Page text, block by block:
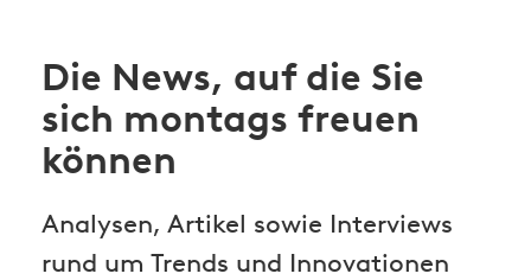
Die News, auf die Sie
sich montags freuen
können
Analysen, Artikel sowie Interviews
rund um Trends und Innovationen